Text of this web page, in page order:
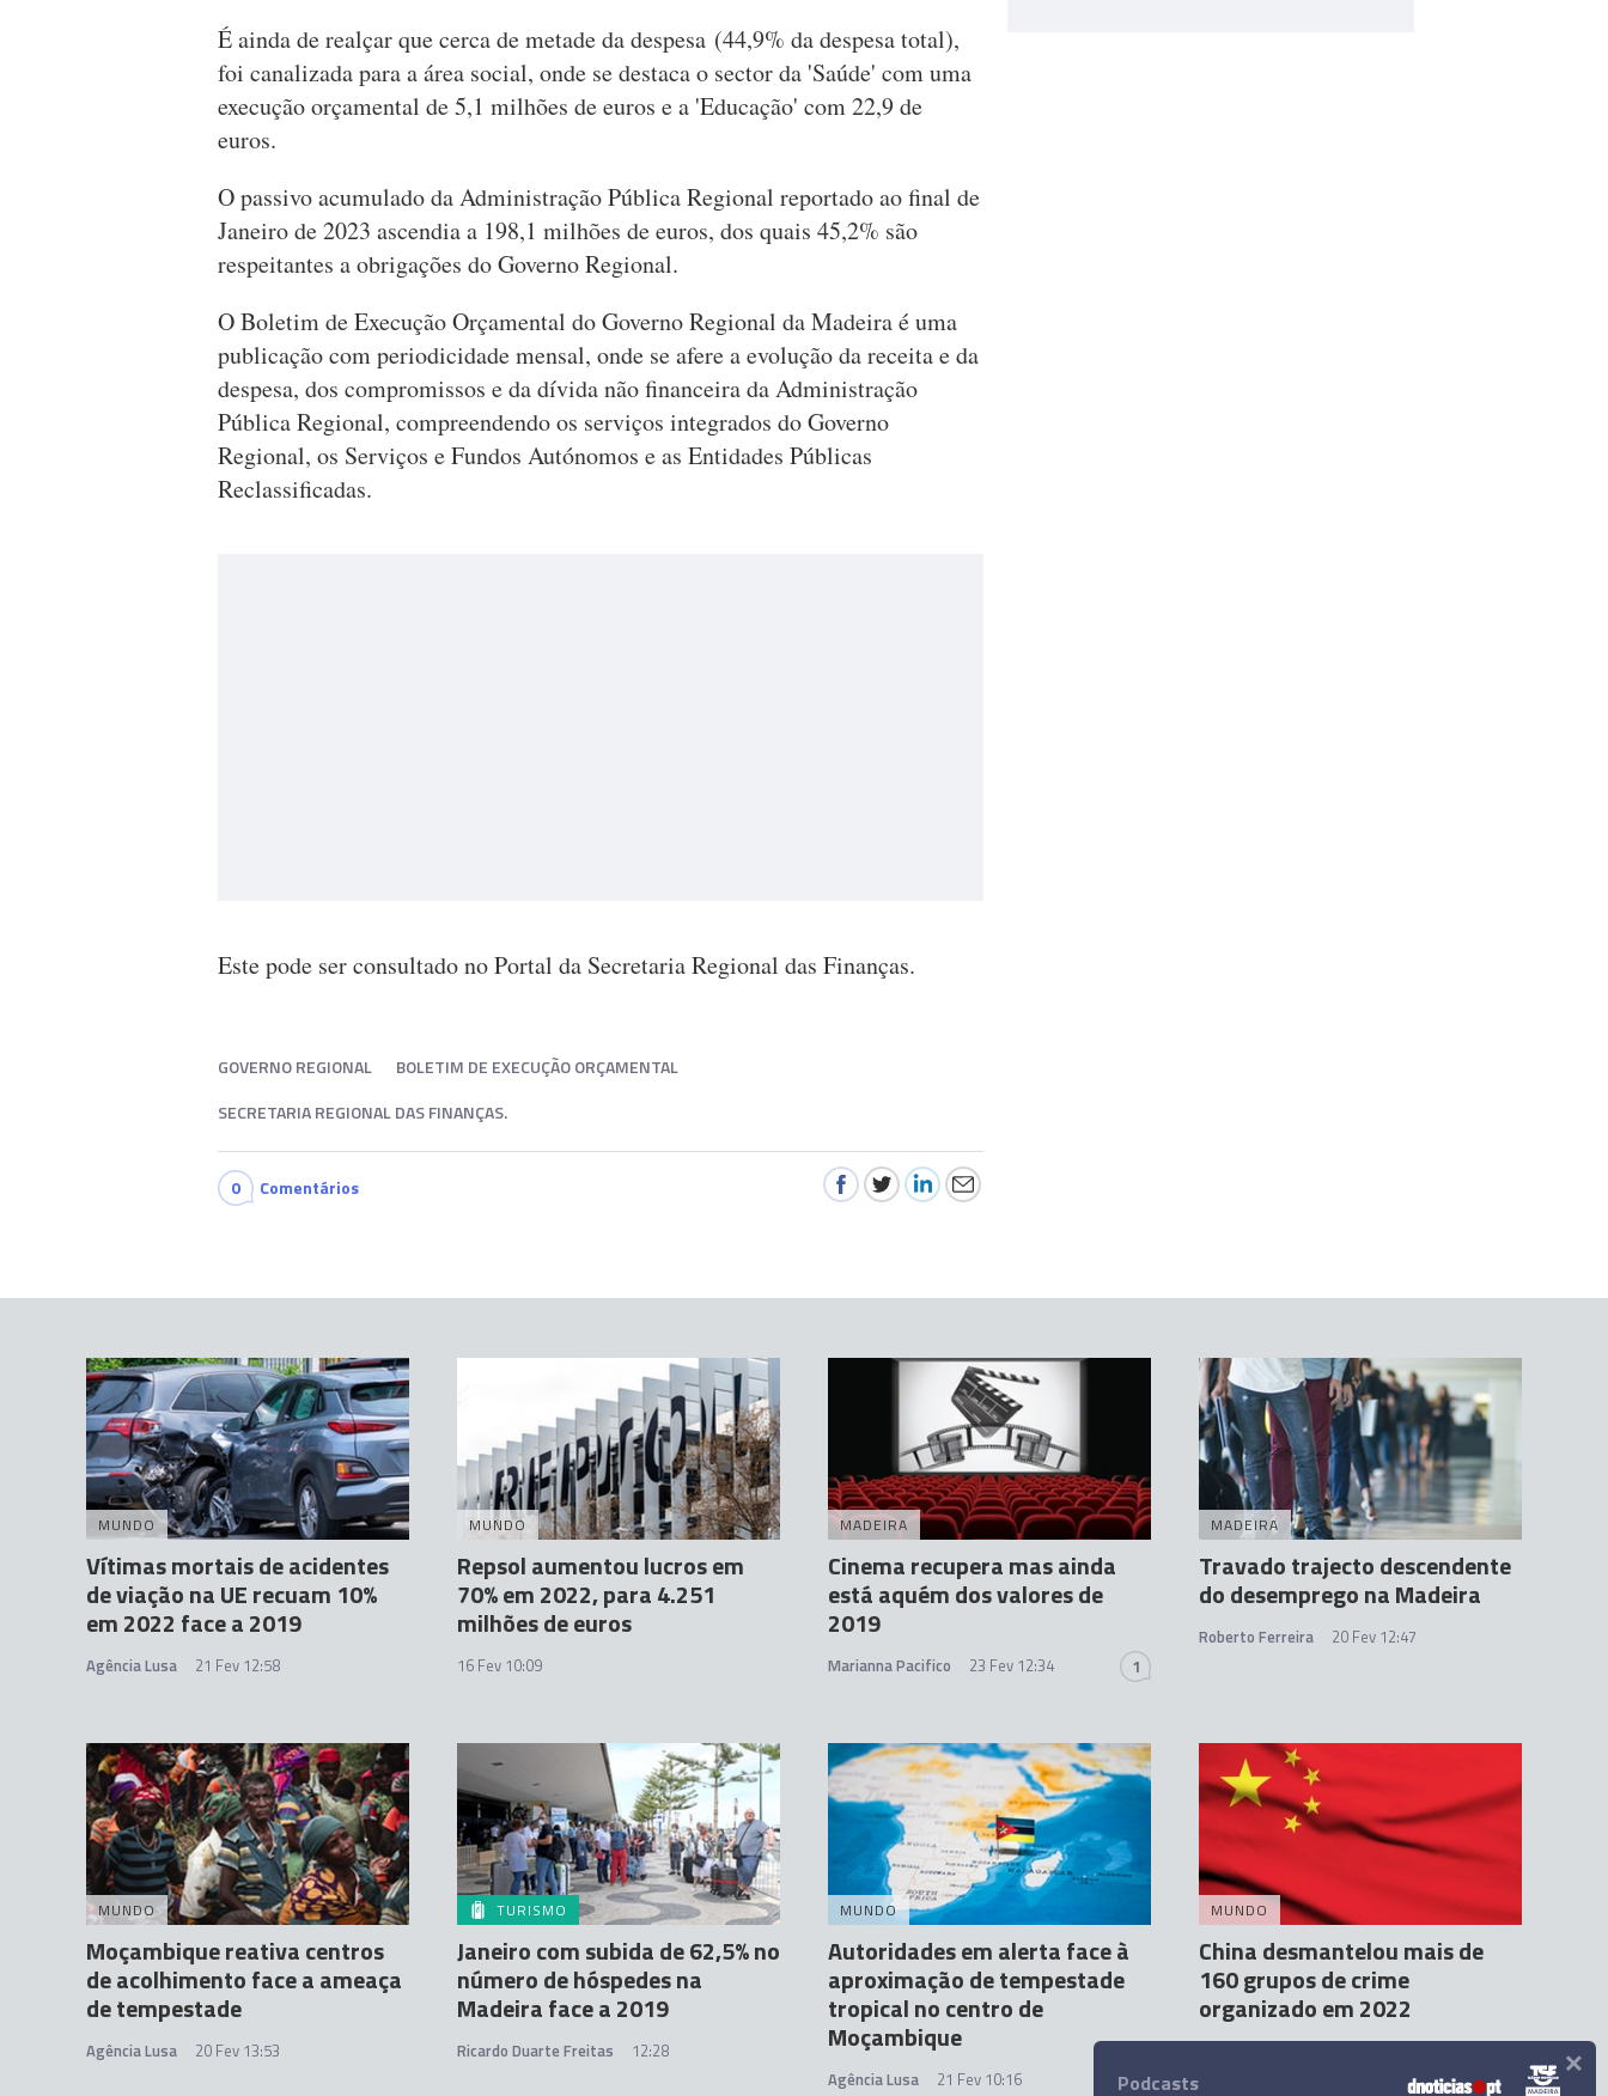
É ainda de realçar que cerca de metade da despesa (44,9% da despesa total),
foi canalizada para a área social, onde se destaca o sector da 'Saúde' com uma
execução orçamental de 5,1 milhões de euros e a 'Educação' com 22,9 de
euros.
O passivo acumulado da Administração Pública Regional reportado ao final de
Janeiro de 2023 ascendia a 198,1 milhões de euros, dos quais 45,2% são
respeitantes a obrigações do Governo Regional.
O Boletim de Execução Orçamental do Governo Regional da Madeira é uma
publicação com periodicidade mensal, onde se afere a evolução da receita e da
despesa, dos compromissos e da dívida não financeira da Administração
Pública Regional, compreendendo os serviços integrados do Governo
Regional, os Serviços e Fundos Autónomos e as Entidades Públicas
Reclassificadas.
Este pode ser consultado no Portal da Secretaria Regional das Finanças.
GOVERNO REGIONAL
BOLETIM DE EXECUÇÃO ORÇAMENTAL
SECRETARIA REGIONAL DAS FINANÇAS.
0 Comentários
MUNDO
Vítimas mortais de acidentes
de viação na UE recuam 10%
em 2022 face a 2019
Agência Lusa 21 Fev 12:58
MUNDO
Repsol aumentou lucros em
70% em 2022, para 4.251
milhões de euros
16 Fev 10:09
MADEIRA
Cinema recupera mas ainda
está aquém dos valores de
2019
Marianna Pacifico 23 Fev 12:34 1
MADEIRA
Travado trajecto descendente
do desemprego na Madeira
Roberto Ferreira 20 Fev 12:47
MUNDO
Moçambique reativa centros
de acolhimento face a ameaça
de tempestade
Agência Lusa 20 Fev 13:53
TURISMO
Janeiro com subida de 62,5% no
número de hóspedes na
Madeira face a 2019
Ricardo Duarte Freitas 12:28
MUNDO
Autoridades em alerta face à
aproximação de tempestade
tropical no centro de
Moçambique
Agência Lusa 21 Fev 10:16
MUNDO
China desmantelou mais de
160 grupos de crime
organizado em 2022
Podcasts ×